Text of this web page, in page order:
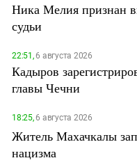
Ника Мелия признан
судьи
22:51,6 августа 2026
Кадыров
главы Чечни
18:25,6 августа 2026
Житель Махачкалы
нацизма